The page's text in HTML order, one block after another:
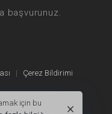
başvurunuz.
| Çerez Bildirimi
için bu